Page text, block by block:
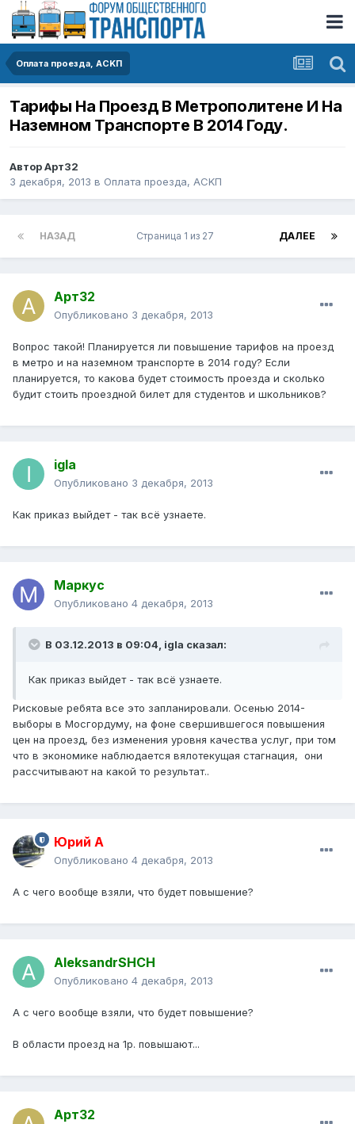
Оплата проезда, АСKП
Тарифы На Проезд В Метрополитене И На
Наземном Транспорте В 2014 Году.
АвторАрт32
3 декабря, 2013 в Оплата проезда, АСKП
НАЗАД ДАЛЕЕ
Страница 1 из 27
Арт32
Опубликовано 3 декабря, 2013
Вопрос такой! Планируется ли повышение тарифов на проезд
в метро и на наземном транспорте в 2014 году? Если
планируется, то какова будет стоимость проезда и сколько
будит стоить проездной билет для студентов и школьников?
igla
Опубликовано 3 декабря, 2013
Как приказ выйдет - так всё узнаете.
Маркус
Опубликовано 4 декабря, 2013
В 03.12.2013 в 09:04, igla сказал:
Как приказ выйдет - так всё узнаете.
Рисковые ребята все это запланировали. Осенью 2014-
выборы в Мосгордуму, на фоне свершившегося повышения
цен на проезд, без изменения уровня качества услуг, при том
что в экономике наблюдается вялотекущая стагнация, они
рассчитывают на какой то результат..
Юрий А
Опубликовано 4 декабря, 2013
А с чего вообще взяли, что будет повышение?
AleksandrSHCH
Опубликовано 4 декабря, 2013
А с чего вообще взяли, что будет повышение?
В области проезд на 1р. повышают...
Арт32